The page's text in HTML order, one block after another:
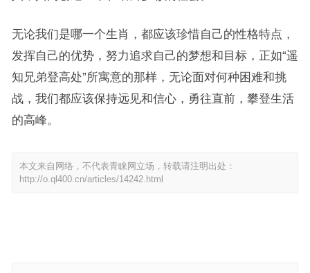
无论我们是哪一个生肖，都应该珍惜自己的性格特点，
发挥自己的优势，努力追求自己的梦想和目标，正如“遥
知兄弟登高处”所寓意的那样，无论面对何种困难和挑
战，我们都应该保持远见和信心，勇往直前，攀登生活
的高峰。
本文来自网络，不代表青睐网立场，转载请注明出处：
http://o.ql400.cn/articles/14242.html